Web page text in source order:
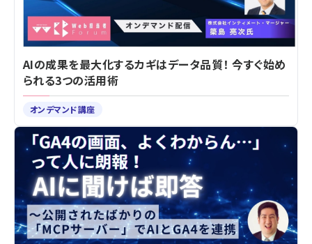
AIの成果を最大化するカギはデータ品質！ 今すぐ始め
られる3つの活用術
オンデマンド講座